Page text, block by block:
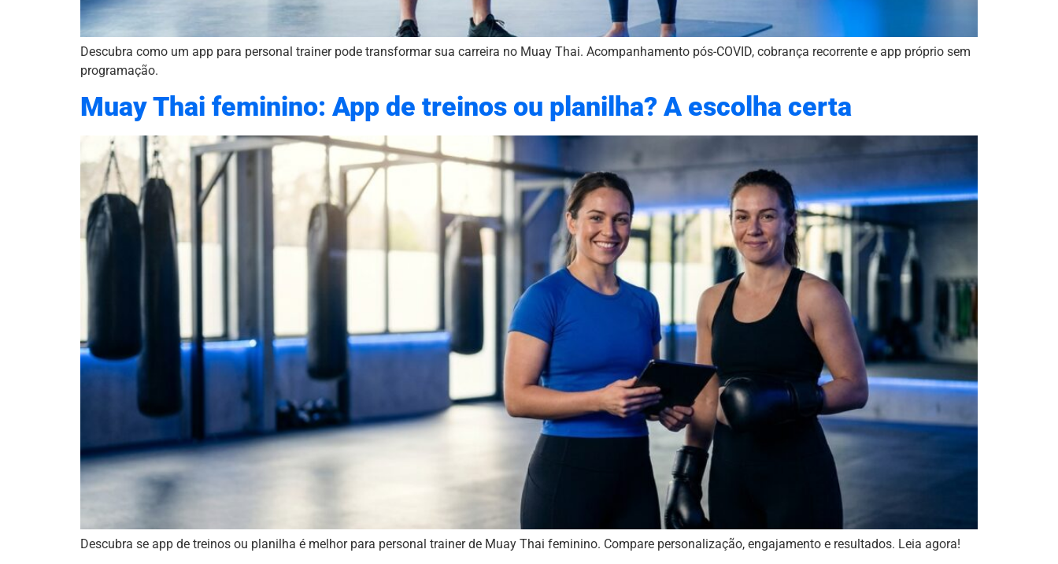
Descubra como um app para personal trainer pode transformar sua carreira no Muay Thai. Acompanhamento pós-COVID, cobrança recorrente e app próprio sem
programação.
Muay Thai feminino: App de treinos ou planilha? A escolha certa
Descubra se app de treinos ou planilha é melhor para personal trainer de Muay Thai feminino. Compare personalização, engajamento e resultados. Leia agora!